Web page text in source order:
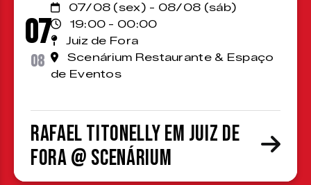
07
08
07/08 (sex) - 08/08 (sáb)
19:00 - 00:00
Juiz de Fora
Scenárium Restaurante & Espaço
de Eventos
Rafael Titonelly em Juiz de
Fora @ Scenárium